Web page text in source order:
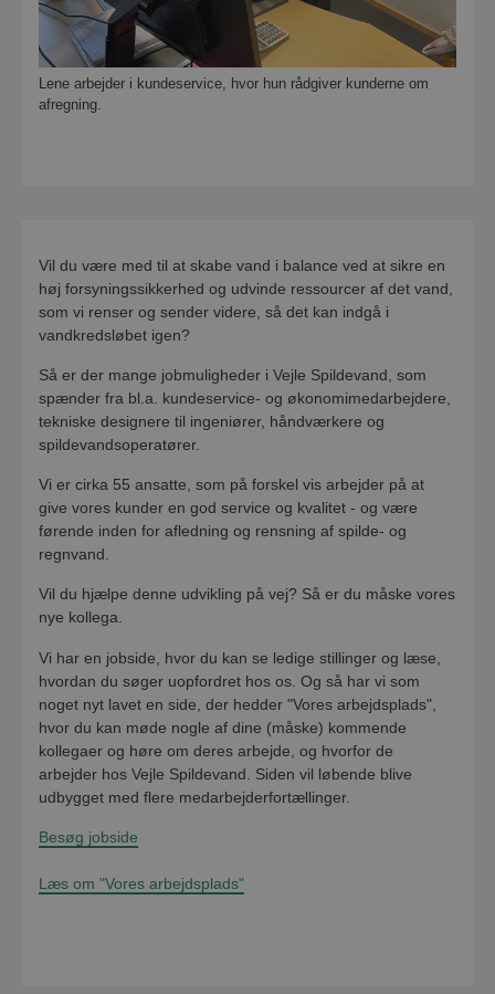
Lene arbejder i kundeservice, hvor hun rådgiver kunderne om
afregning.
Vil du være med til at skabe vand i balance ved at sikre en
høj forsyningssikkerhed og udvinde ressourcer af det vand,
som vi renser og sender videre, så det kan indgå i
vandkredsløbet igen?
Så er der mange jobmuligheder i Vejle Spildevand, som
spænder fra bl.a. kundeservice- og økonomimedarbejdere,
tekniske designere til ingeniører, håndværkere og
spildevandsoperatører.
Vi er cirka 55 ansatte, som på forskel vis arbejder på at
give vores kunder en god service og kvalitet - og være
førende inden for afledning og rensning af spilde- og
regnvand.
Vil du hjælpe denne udvikling på vej? Så er du måske vores
nye kollega.
Vi har en jobside, hvor du kan se ledige stillinger og læse,
hvordan du søger uopfordret hos os. Og så har vi som
noget nyt lavet en side, der hedder "Vores arbejdsplads",
hvor du kan møde nogle af dine (måske) kommende
kollegaer og høre om deres arbejde, og hvorfor de
arbejder hos Vejle Spildevand. Siden vil løbende blive
udbygget med flere medarbejderfortællinger.
Besøg jobside
Læs om "Vores arbejdsplads"